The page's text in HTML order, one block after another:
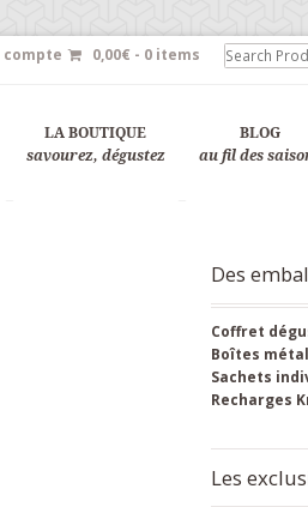
compte 0,00€ - 0 items
LA BOUTIQUE
savourez, dégustez
BLOG
au fil des
Des
Coffret
Boîtes
Sachets
Recharges
Les